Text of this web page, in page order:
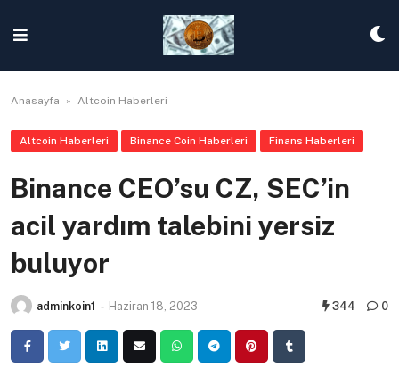
content
Anasayfa » Altcoin Haberleri
Altcoin Haberleri Binance Coin Haberleri Finans Haberleri
Binance CEO’su CZ, SEC’in
acil yardım talebini yersiz
buluyor
adminkoin1 - Haziran 18, 2023 344 0